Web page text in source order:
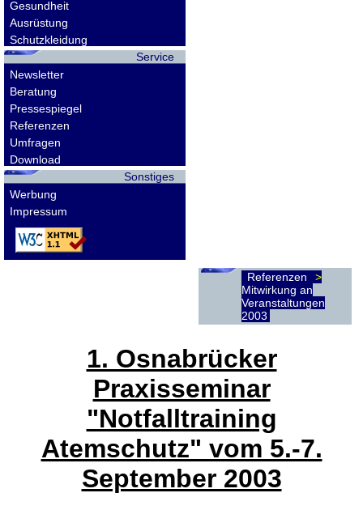
Gesundheit
Ausrüstung
Schutzkleidung
Service
Newsletter
Beratung
Pressespiegel
Referenzen
Umfragen
Download
Sonstiges
Werbung
Impressum
Referenzen
Mitwirkung an
Veranstaltungen
2003
1. Osnabrücker
Praxisseminar
"Notfalltraining
Atemschutz" vom 5.-7.
September 2003